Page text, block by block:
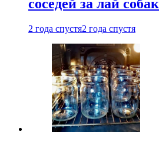
соседей за лай собак
2 года спустя2 года спустя